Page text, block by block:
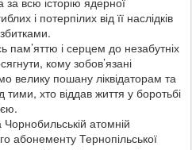
і потерпілих від її наслідків
і серцем до незабутніх
кому зобов’язані
велику пошану ліквідаторам та
хто віддав життя у боротьбі
Чорнобильській атомній
абонементу Тернопільської